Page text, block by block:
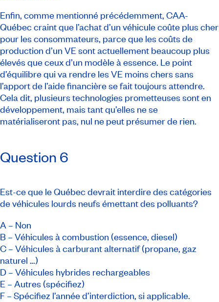
Enfin, comme mentionné précédemment, CAA-
Québec craint que l’achat d’un véhicule coûte plus cher
pour les consommateurs, parce que les coûts de
production d’un VE sont actuellement beaucoup plus
élevés que ceux d’un modèle à essence. Le point
d’équilibre qui va rendre les VE moins chers sans
l’apport de l’aide financière se fait toujours attendre.
Cela dit, plusieurs technologies prometteuses sont en
développement, mais tant qu’elles ne se
matérialiseront pas, nul ne peut présumer de rien.
Question 6
Est-ce que le Québec devrait interdire des catégories
de véhicules lourds neufs émettant des polluants?
A – Non
B – Véhicules à combustion (essence, diesel)
C – Véhicules à carburant alternatif (propane, gaz
naturel …)
D – Véhicules hybrides rechargeables
E – Autres (spécifiez)
F – Spécifiez l’année d’interdiction, si applicable.